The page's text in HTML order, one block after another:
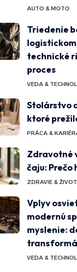
AUTO & MOTO
Triedenie
technické
proces
VEDA &
Stolárstvo
ktoré
PRÁCA &
Zdravotné
čaju: Prečo
ZDRAVIE &
Vplyv
modernú
myslenie:
VEDA &